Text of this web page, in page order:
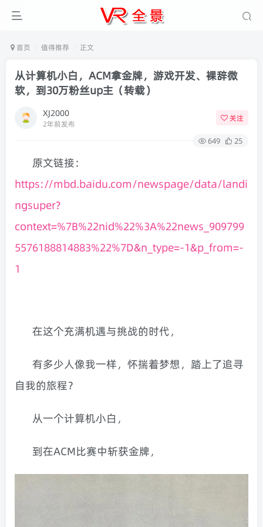
首页 值得推荐 正文
从计算机小白，ACM拿金牌，游戏开发、裸辞微
软，到30万粉丝up主（转载）
XJ2000
2年前发布
关注
649 25
原文链接：
https://mbd.baidu.com/newspage/data/landi
ngsuper?
context=%7B%22nid%22%3A%22news_909799
5576188814883%22%7D&n_type=-1&p_from=-
1
在这个充满机遇与挑战的时代，
有多少人像我一样，怀揣着梦想，踏上了追寻
自我的旅程？
从一个计算机小白，
到在ACM比赛中斩获金牌，